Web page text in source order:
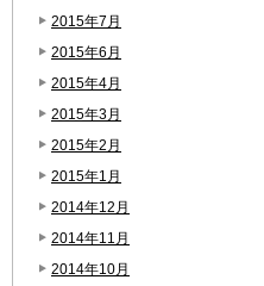
2015年7月
2015年6月
2015年4月
2015年3月
2015年2月
2015年1月
2014年12月
2014年11月
2014年10月